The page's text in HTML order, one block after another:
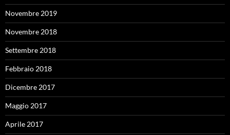
Novembre 2019
Novembre 2018
Settembre 2018
Febbraio 2018
Dicembre 2017
Maggio 2017
Aprile 2017